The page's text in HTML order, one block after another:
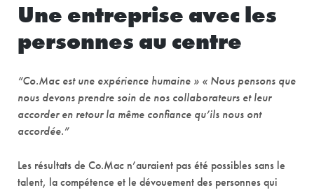
Une entreprise avec les
personnes au centre
“Co.Mac est une expérience humaine » « Nous pensons que
nous devons prendre soin de nos collaborateurs et leur
accorder en retour la même confiance qu’ils nous ont
accordée.”
Les résultats de Co.Mac n’auraient pas été possibles sans le
talent, la compétence et le dévouement des personnes qui